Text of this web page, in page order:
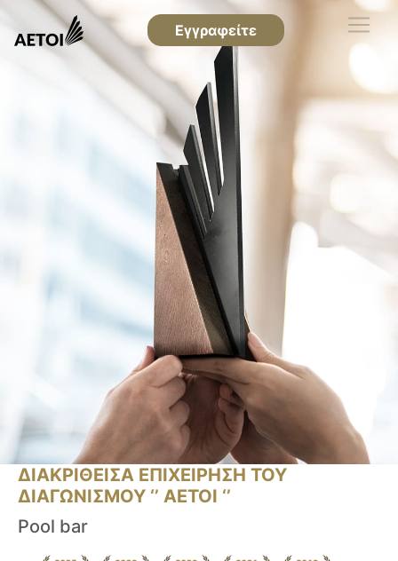
Εγγραφείτε
ΔΙΑΚΡΙΘΕΙΣΑ ΕΠΙΧΕΙΡΗΣΗ ΤΟΥ
ΔΙΑΓΩΝΙΣΜΟΥ ‘’ ΑΕΤΟΙ ‘’
Pool bar